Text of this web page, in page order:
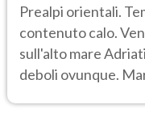
Prealpi orientali.
contenuto calo.
sull'alto mare
deboli ovunque.